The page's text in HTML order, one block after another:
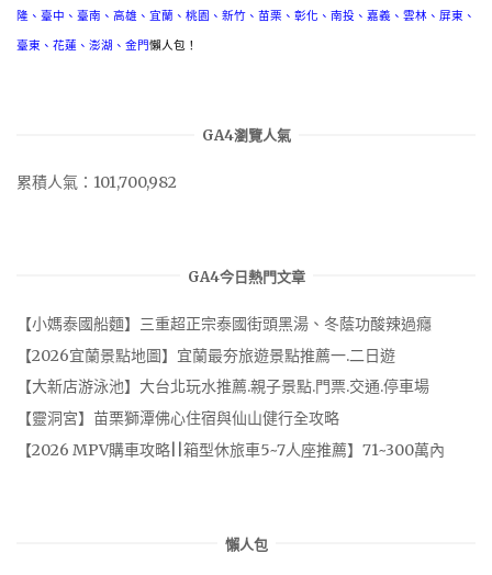
隆 、 臺中 、 臺南 、 高雄 、 宜蘭 、 桃園 、 新竹 、 苗栗 、 彰化 、 南投 、 嘉義 、 雲林 、 屏東 、
臺東 、 花蓮 、 澎湖 、 金門懶人包！
GA4瀏覽人氣
累積人氣：101,700,982
GA4今日熱門文章
【小媽泰國船麵】三重超正宗泰國街頭黑湯、冬蔭功酸辣過癮
【2026宜蘭景點地圖】宜蘭最夯旅遊景點推薦一.二日遊
【大新店游泳池】大台北玩水推薦.親子景點.門票.交通.停車場
【靈洞宮】苗栗獅潭佛心住宿與仙山健行全攻略
【2026 MPV購車攻略||箱型休旅車5~7人座推薦】71~300萬內
懶人包